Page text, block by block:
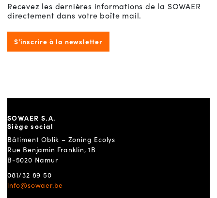
Recevez les dernières informations de la SOWAER
directement dans votre boîte mail.
S'inscrire à la newsletter
SOWAER S.A.
Siège social
Bâtiment Oblik – Zoning Ecolys
Rue Benjamin Franklin, 1B
B-5020 Namur
081/32 89 50
info@sowaer.be